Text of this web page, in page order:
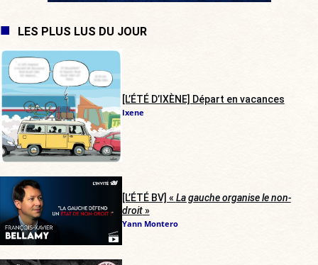
LES PLUS LUS DU JOUR
[L’ÉTÉ D’IXÈNE] Départ en vacances
Ixene
[L’ÉTÉ BV] « La gauche organise le non-
droit»
Yann Montero